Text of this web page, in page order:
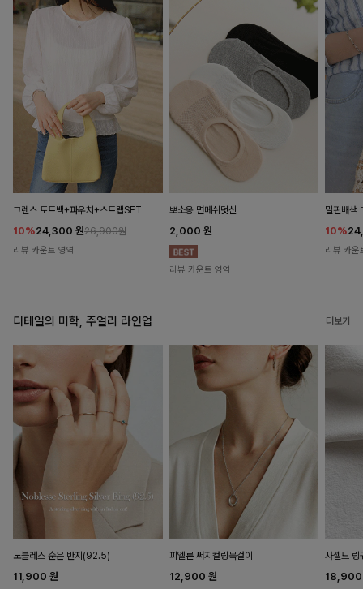
그렌스 토트백+파우치+스트랩SET
10%24,300 원26,900원
리뷰 카운트 영역
뽀소옹 면메쉬덧신
2,000 원
리뷰 카운트 영역
밀핀배색
10%
리뷰 카운
디테일의 미학, 주얼리 라인업 더보기
노블레스 순은 반지(92.5)
11,900 원
피엘룬 써지컬링목걸이
12,900 원
사셀드 링